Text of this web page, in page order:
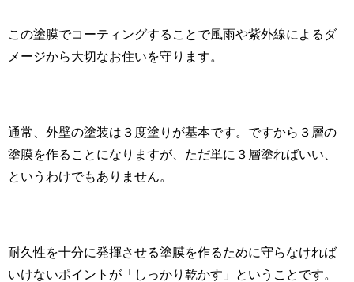
この塗膜でコーティングすることで風雨や紫外線によるダ
メージから大切なお住いを守ります。
通常、外壁の塗装は３度塗りが基本です。ですから３層の
塗膜を作ることになりますが、ただ単に３層塗ればいい、
というわけでもありません。
耐久性を十分に発揮させる塗膜を作るために守らなければ
いけないポイントが「しっかり乾かす」ということです。